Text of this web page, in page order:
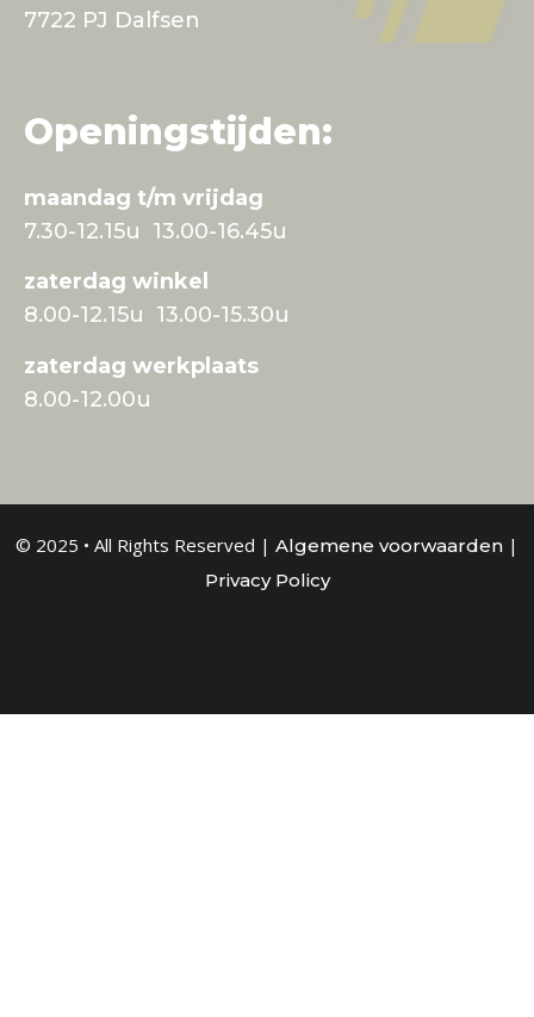
7722 PJ Dalfsen
Openingstijden:
maandag t/m vrijdag
7.30-12.15u 13.00-16.45u
zaterdag winkel
8.00-12.15u 13.00-15.30u
zaterdag werkplaats
8.00-12.00u
© 2025 • All Rights Reserved | Algemene voorwaarden |
Privacy Policy